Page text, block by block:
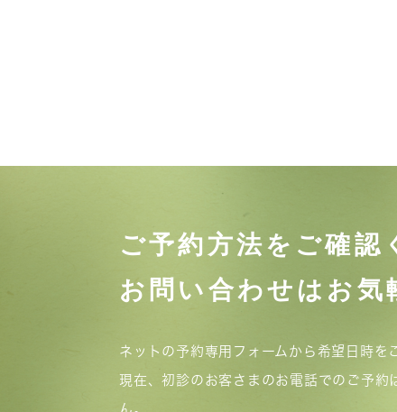
ご予約方法をご確認
お問い合わせはお気
ネットの予約専用フォームから希望日時を
現在、初診のお客さまのお電話でのご予約
ん。